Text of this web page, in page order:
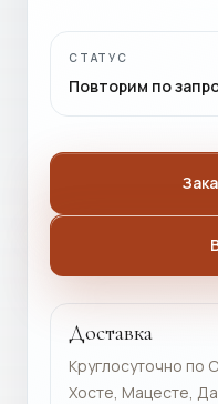
СТАТУС
Повторим по
Доставка
Круглосуточно по
Хосте, Мацесте,